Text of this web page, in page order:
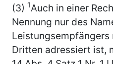
(3) 1Auch in einer
Nennung nur des
Leistungsempfängers
Dritten adressiert ist,